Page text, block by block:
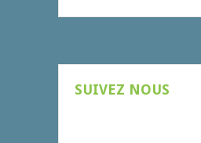
SUIVEZ NOUS